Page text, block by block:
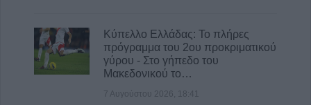
Κύπελλο Ελλάδας: Το πλήρες
πρόγραμμα του 2ου προκριματικού
γύρου - Στο γήπεδο του
Μακεδονικού το…
7 Αυγούστου 2026, 18:41